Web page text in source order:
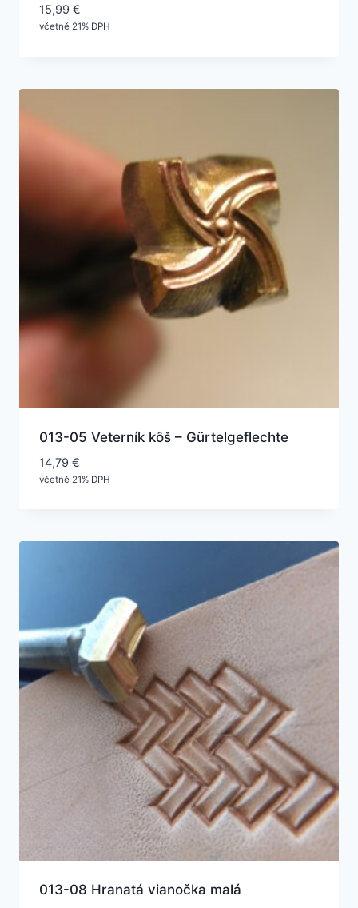
15,99 €
včetně 21% DPH
013-05 Veterník kôš – Gürtelgeflechte
14,79 €
včetně 21% DPH
013-08 Hranatá vianočka malá